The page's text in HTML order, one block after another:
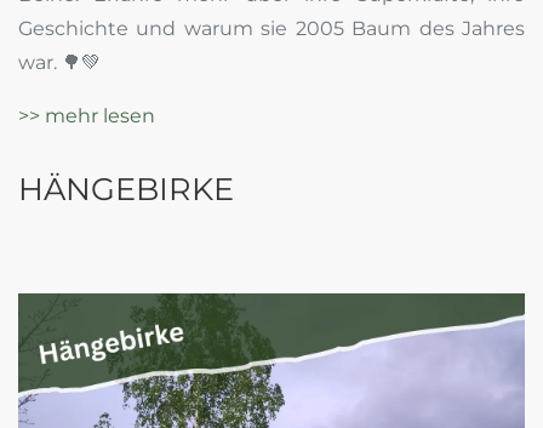
Geschichte und warum sie 2005 Baum des Jahres
war. 🌳💚
>> mehr lesen
HÄNGEBIRKE